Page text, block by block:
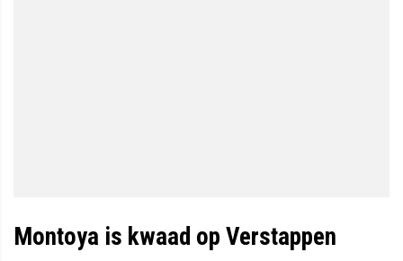
Montoya is kwaad op Verstappen